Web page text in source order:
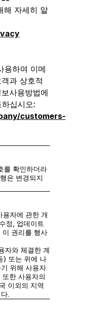
해 자세히 알
용하여 이메
과 상호적
사용방법에
십시오:
customers-
를 확인하더라
은 변경되지
자에 관한 개
정, 업데이트
이 권리를 행사
자와 체결한 계
) 또는 위에 나
위해 사용자
또한 사용자의
이외의 지역
.